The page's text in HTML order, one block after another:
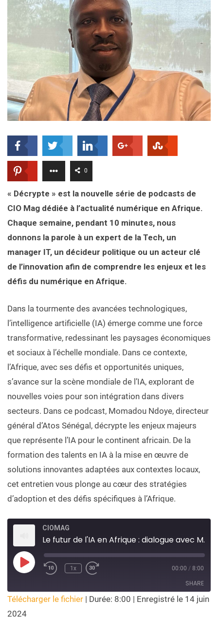
0
« Décrypte » est la nouvelle série de podcasts de
CIO Mag dédiée à l’actualité numérique en Afrique.
Chaque semaine, pendant 10 minutes, nous
donnons la parole à un expert de la Tech, un
manager IT, un décideur politique ou un acteur clé
de l’innovation afin de comprendre les enjeux et les
défis du numérique en Afrique.
Dans la tourmente des avancées technologiques,
l’intelligence artificielle (IA) émerge comme une force
transformative, redessinant les paysages économiques
et sociaux à l’échelle mondiale. Dans ce contexte,
l’Afrique, avec ses défis et opportunités uniques,
s’avance sur la scène mondiale de l’IA, explorant de
nouvelles voies pour son intégration dans divers
secteurs. Dans ce podcast, Momadou Ndoye, directeur
général d’Atos Sénégal, décrypte les enjeux majeurs
que représente l’IA pour le continent africain. De la
formation des talents en IA à la mise en œuvre de
solutions innovantes adaptées aux contextes locaux,
cet entretien vous plonge au cœur des stratégies
d’adoption et des défis spécifiques à l’Afrique.
CIOMAG
Le futur de l'IA en Afrique : dialogue avec Momadou Ndoye, DG d'Atos Sénégal
1x 00:00 / 8:00
SHARE
SHARE
Télécharger le fichier | Durée: 8:00 | Enregistré le 14 juin
2024